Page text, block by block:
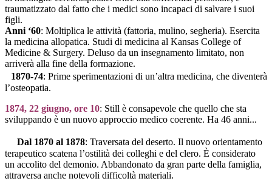
traumatizzato dal fatto che i medici sono incapaci di salvare i suoi
figli.
Anni ‘60: Moltiplica le attività (fattoria, mulino, segheria). Esercita
la medicina allopatica. Studi di medicina al Kansas College of
Medicine & Surgery. Deluso da un insegnamento limitato, non
arriverà alla fine della formazione.
1870-74: Prime sperimentazioni di un’altra medicina, che diventerà
l’osteopatia.
1874, 22 giugno, ore 10: Still è consapevole che quello che sta
sviluppando è un nuovo approccio medico coerente. Ha 46 anni...
Dal 1870 al 1878: Traversata del deserto. Il nuovo orientamento
terapeutico scatena l’ostilità dei colleghi e del clero. È considerato
un accolito del demonio. Abbandonato da gran parte della famiglia,
attraversa anche notevoli difficoltà materiali.